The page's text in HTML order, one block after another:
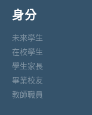
身分
未來學生
在校學生
學生家長
畢業校友
教師職員